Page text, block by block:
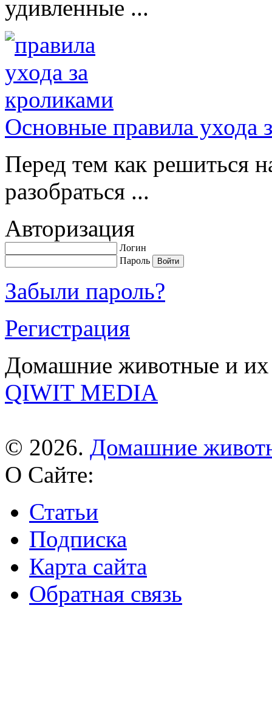
удивленные ...
Основные правила ухода
Перед тем как решиться
разобраться ...
Авторизация
Логин
Пароль
Забыли пароль?
Регистрация
Домашние животные и их
QIWIT MEDIA
© 2026. Домашние
О Сайте:
Статьи
Подписка
Карта сайта
Обратная связь